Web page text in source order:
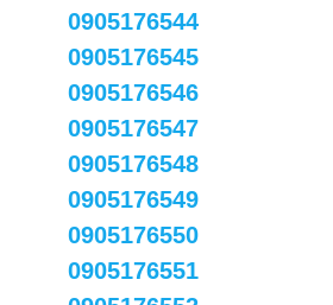
0905176544
0905176545
0905176546
0905176547
0905176548
0905176549
0905176550
0905176551